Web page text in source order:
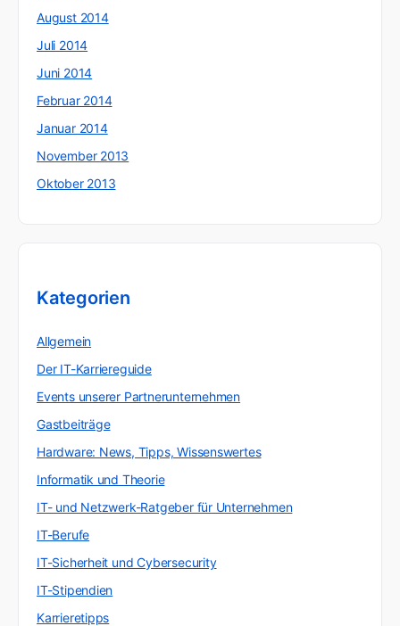
August 2014
Juli 2014
Juni 2014
Februar 2014
Januar 2014
November 2013
Oktober 2013
Kategorien
Allgemein
Der IT-Karriereguide
Events unserer Partnerunternehmen
Gastbeiträge
Hardware: News, Tipps, Wissenswertes
Informatik und Theorie
IT- und Netzwerk-Ratgeber für Unternehmen
IT-Berufe
IT-Sicherheit und Cybersecurity
IT-Stipendien
Karrieretipps